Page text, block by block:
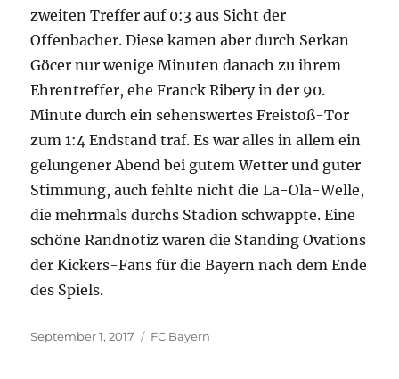
zweiten Treffer auf 0:3 aus Sicht der
Offenbacher. Diese kamen aber durch Serkan
Göcer nur wenige Minuten danach zu ihrem
Ehrentreffer, ehe Franck Ribery in der 90.
Minute durch ein sehenswertes Freistoß-Tor
zum 1:4 Endstand traf. Es war alles in allem ein
gelungener Abend bei gutem Wetter und guter
Stimmung, auch fehlte nicht die La-Ola-Welle,
die mehrmals durchs Stadion schwappte. Eine
schöne Randnotiz waren die Standing Ovations
der Kickers-Fans für die Bayern nach dem Ende
des Spiels.
Veröffentlicht
September 1, 2017 Kategorien
FC Bayern